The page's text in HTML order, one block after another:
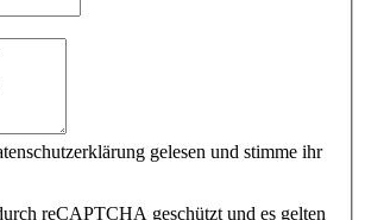
gelesen und stimme ihr
reCAPTCHA geschützt und es gelten